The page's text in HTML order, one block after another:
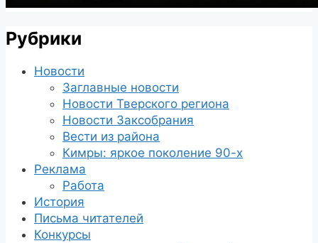
Рубрики
Новости
Заглавные новости
Новости Тверского региона
Новости Заксобрания
Вести из района
Кимры: яркое поколение 90-х
Реклама
Работа
История
Письма читателей
Конкурсы